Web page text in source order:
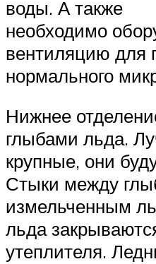
воды. А также
необходимо
вентиляцию для
нормального
Нижнее
глыбами льда.
крупные, они
Стыки между
измельченным
льда
утеплителя.